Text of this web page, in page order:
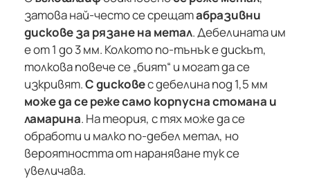
затова най-често се срещатабразивни
дискове за рязане на метал. Дебелината им
е от 1 до 3 мм. Колкото по-тънък е дискът,
толкова повече се „бият“ и могат да се
изкривят.С дисковес дебелина под 1,5 мм
може да се реже само корпусна стомана и
ламарина. На теория, с тях може да се
обработи и малко по-дебел метал, но
вероятността от нараняване тук се
увеличава.